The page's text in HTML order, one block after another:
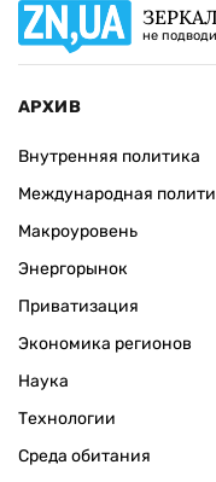
не
АРХИВ
Внутренняя политика
Международная
Макроуровень
Энергорынок
Приватизация
Экономика регионов
Наука
Технологии
Среда обитания